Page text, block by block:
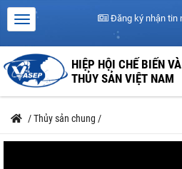
Đăng ký nhận tin
HIỆP HỘI CHẾ BIẾN
THỦY SẢN VIỆT NAM
/Thủy sản chung /